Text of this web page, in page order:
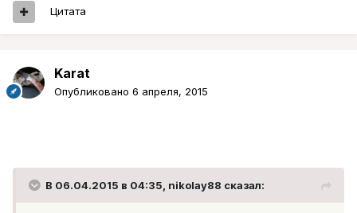
Цитата
Karat
Опубликовано 6 апреля, 2015
В 06.04.2015 в 04:35, nikolay88 сказал: